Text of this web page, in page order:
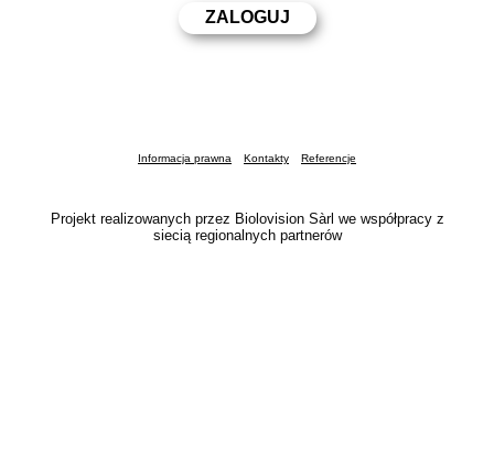
Informacja prawna Kontakty Referencje
Projekt realizowanych przez Biolovision Sàrl we współpracy z
siecią regionalnych partnerów